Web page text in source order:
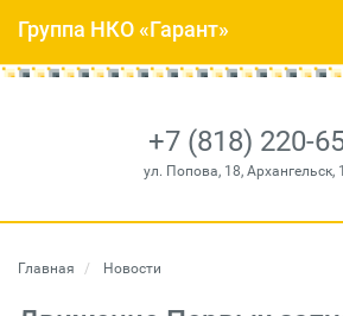
+7 (818) 220-
ул. Попова, 18, Архангельск,
Группа НКО «Гарант»
Главная Новости